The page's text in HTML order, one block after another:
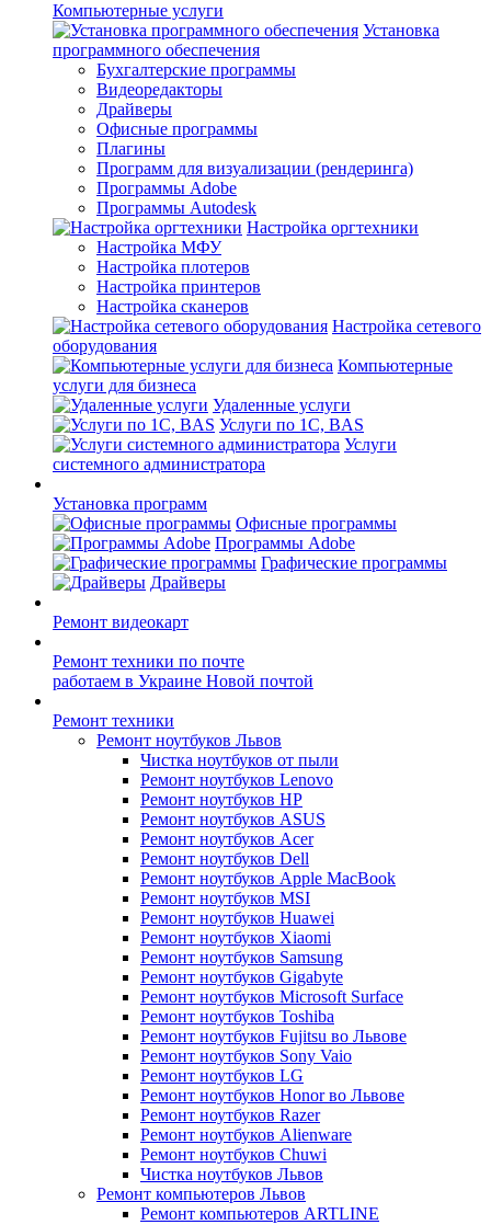
Компьютерные услуги
Установка
программного обеспечения
Бухгалтерские программы
Видеоредакторы
Драйверы
Офисные программы
Плагины
Программ для визуализации (рендеринга)
Программы Adobe
Программы Autodesk
Настройка оргтехники
Настройка МФУ
Настройка плотеров
Настройка принтеров
Настройка сканеров
Настройка сетевого
оборудования
Компьютерные
услуги для бизнеса
Удаленные услуги
Услуги по 1С, BAS
Услуги
системного администратора
Установка программ
Офисные программы
Программы Adobe
Графические программы
Драйверы
Ремонт видеокарт
Ремонт техники по почте
работаем в Украине Новой почтой
Ремонт техники
Ремонт ноутбуков Львов
Чистка ноутбуков от пыли
Ремонт ноутбуков Lenovo
Ремонт ноутбуков HP
Ремонт ноутбуков ASUS
Ремонт ноутбуков Acer
Ремонт ноутбуков Dell
Ремонт ноутбуков Apple MacBook
Ремонт ноутбуков MSI
Ремонт ноутбуков Huawei
Ремонт ноутбуков Xiaomi
Ремонт ноутбуков Samsung
Ремонт ноутбуков Gigabyte
Ремонт ноутбуков Microsoft Surface
Ремонт ноутбуков Toshiba
Ремонт ноутбуков Fujitsu во Львове
Ремонт ноутбуков Sony Vaio
Ремонт ноутбуков LG
Ремонт ноутбуков Honor во Львове
Ремонт ноутбуков Razer
Ремонт ноутбуков Alienware
Ремонт ноутбуков Chuwi
Чистка ноутбуков Львов
Ремонт компьютеров Львов
Ремонт компьютеров ARTLINE